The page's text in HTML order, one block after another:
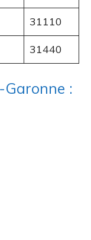
31110
31440
: